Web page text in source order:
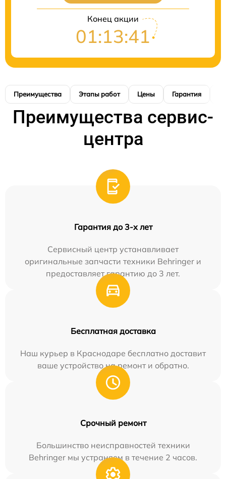
Конец акции
01:13:41
Преимущества Этапы работ Цены Гарантия
Преимущества сервис-
центра
Гарантия до 3-х лет
Сервисный центр устанавливает
оригинальные запчасти техники Behringer и
предоставляет гарантию до 3 лет.
Бесплатная доставка
Наш курьер в Краснодаре бесплатно доставит
ваше устройство на ремонт и обратно.
Срочный ремонт
Большинство неисправностей техники
Behringer мы устраняем в течение 2 часов.